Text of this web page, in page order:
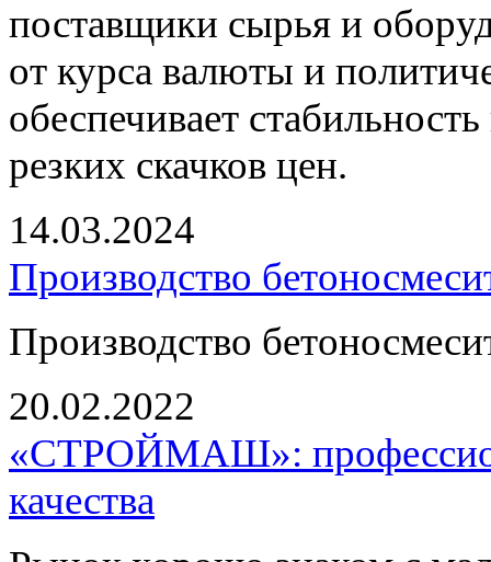
поставщики сырья и
от курса валюты и
обеспечивает
резких скачков цен.
14.03.2024
Производство
Производство
20.02.2022
«СТРОЙМАШ»:
качества